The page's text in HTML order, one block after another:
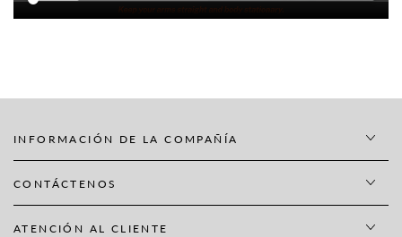
INFORMACIÓN DE LA COMPAÑÍA
CONTÁCTENOS
ATENCIÓN AL CLIENTE